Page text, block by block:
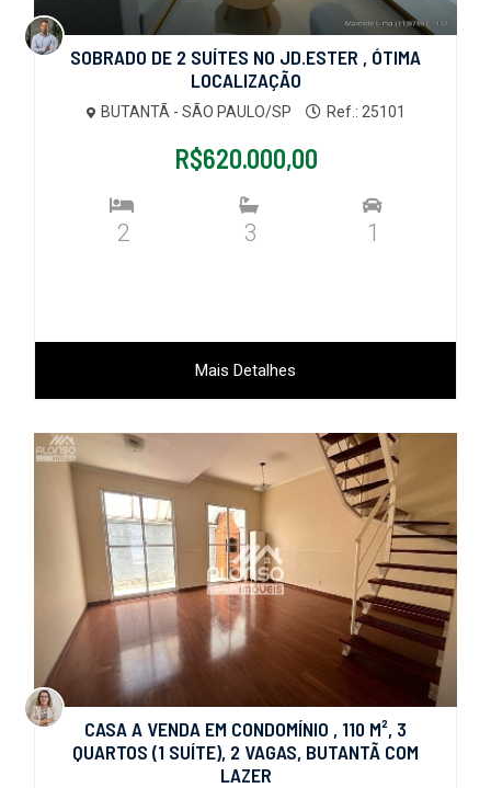
SOBRADO DE 2 SUÍTES NO JD.ESTER , ÓTIMA
LOCALIZAÇÃO
BUTANTÃ - SÃO PAULO/SP Ref.: 25101
R$620.000,00
2 3 1
Mais Detalhes
CASA A VENDA EM CONDOMÍNIO , 110 M², 3
QUARTOS (1 SUÍTE), 2 VAGAS, BUTANTÃ COM
LAZER